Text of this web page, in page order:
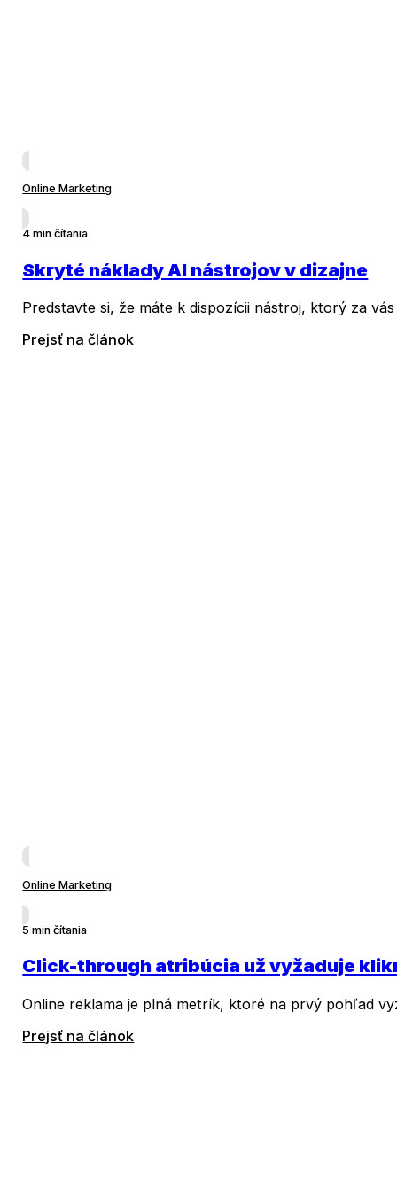
Online Marketing
4 min čítania
Skryté náklady AI nástrojov v dizajne
Predstavte si, že máte k dispozícii nástroj, ktorý za
Prejsť na článok
Online Marketing
5 min čítania
Click-through atribúcia už vyžaduje
Online reklama je plná metrík, ktoré na prvý pohľad
Prejsť na článok